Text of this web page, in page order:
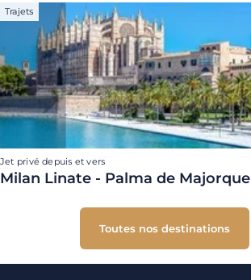
Trajets
Jet privé depuis et vers
Milan Linate - Palma de Majorque
Toutes nos destinations